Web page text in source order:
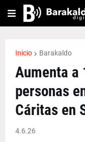
Inicio Barakaldo
Aumenta a
personas
Cáritas en
4.6.26